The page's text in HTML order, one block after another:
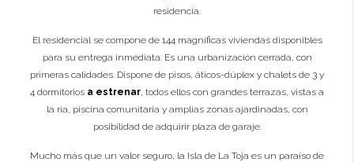
residencia.
El residencial se compone de 144 magníficas viviendas disponibles
para su entrega inmediata. Es una urbanización cerrada, con
primeras calidades. Dispone de pisos, áticos-dúplex y chalets de 3 y
4 dormitorios a estrenar, todos ellos con grandes terrazas, vistas a
la ría, piscina comunitaria y amplias zonas ajardinadas, con
posibilidad de adquirir plaza de garaje.
Mucho más que un valor seguro, la Isla de La Toja es un paraíso de